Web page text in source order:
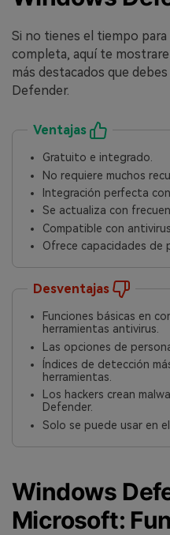
Si no tienes el tiempo
completa, aquí te
más destacados que
Defender.
Ventajas
Gratuito e integrado.
No requiere muchos
Integración perfecta
Se actualiza con
Compatible con
Ofrece capacidades de
Desventajas
Funciones básicas en
herramientas antivirus.
Las opciones de
Índices de detección
herramientas.
Los hackers crean
Defender.
Solo se puede usar en
Windows
Microsoft: